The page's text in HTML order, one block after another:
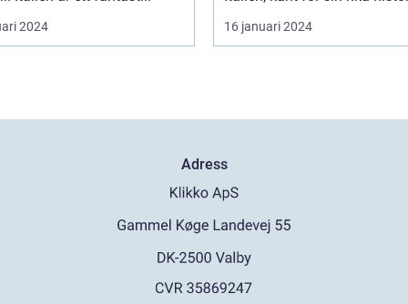
2024 16 januari 2024
Adress